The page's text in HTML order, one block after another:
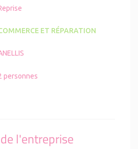
ET RÉPARATION
personnes
l'entreprise